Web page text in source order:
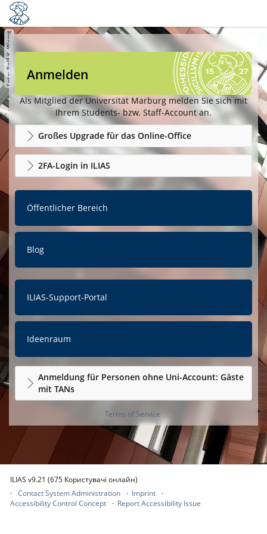
Anmelden
Als Mitglied der Universität Marburg melden Sie sich mit
Ihrem Students- bzw. Staff-Account an.
Großes Upgrade für das Online-Office
2FA-Login in ILIAS
Öffentlicher Bereich
Blog
ILIAS-Support-Portal
Ideenraum
Anmeldung für Personen ohne Uni-Account: Gäste
mit TANs
Terms of Service
ILIAS v9.21 (675 Користувачі онлайн)
Contact System Administration
Imprint
Accessibility Control Concept
Report Accessibility Issue